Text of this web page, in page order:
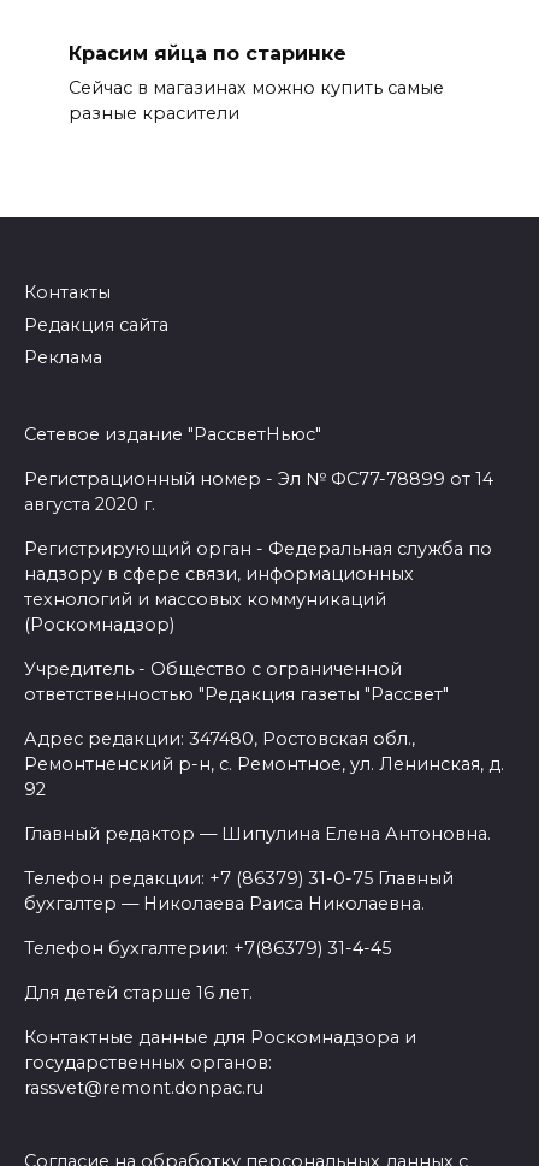
Красим яйца по старинке
Сейчас в магазинах можно купить самые
разные красители
Контакты
Редакция сайта
Реклама
Сетевое издание "РассветНьюс"
Регистрационный номер - Эл № ФС77-78899 от 14
августа 2020 г.
Регистрирующий орган - Федеральная служба по
надзору в сфере связи, информационных
технологий и массовых коммуникаций
(Роскомнадзор)
Учредитель - Общество с ограниченной
ответственностью "Редакция газеты "Рассвет"
Адрес редакции: 347480, Ростовская обл.,
Ремонтненский р-н, с. Ремонтное, ул. Ленинская, д.
92
Главный редактор — Шипулина Елена Антоновна.
Телефон редакции: +7 (86379) 31-0-75 Главный
бухгалтер — Николаева Раиса Николаевна.
Телефон бухгалтерии: +7(86379) 31-4-45
Для детей старше 16 лет.
Контактные данные для Роскомнадзора и
государственных органов:
rassvet@remont.donpac.ru
Согласие на обработку персональных данных с